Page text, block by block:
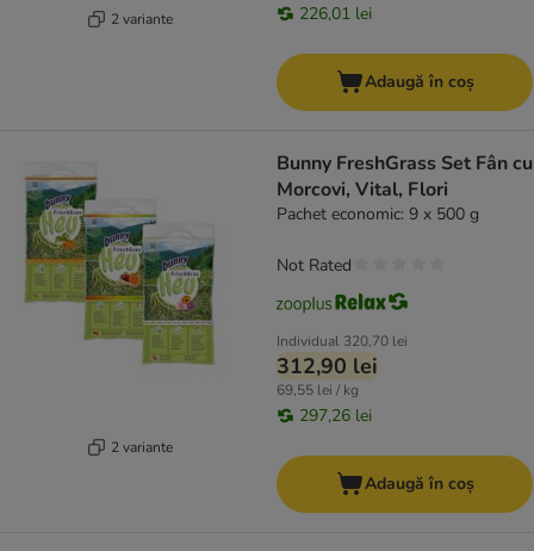
2 variante 226,01 lei
Adaugă în coș
2 variante
Bunny FreshGrass Set Fân cu
Morcovi, Vital, Flori
Pachet economic: 9 x 500 g
Individual 320,70 lei
312,90 lei
69,55 lei / kg
297,26 lei
Not Rated
Adaugă în coș